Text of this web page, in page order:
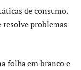
de consumo.
resolve problemas
folha em branco e